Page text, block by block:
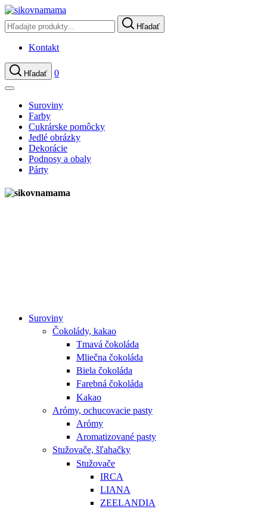
Hľadať
Kontakt
Hľadať 0
Suroviny
Farby
Cukrárske pomôcky
Jedlé obrázky
Dekorácie
Podnosy a obaly
Párty
Suroviny
Čokolády, kakao
Tmavá čokoláda
Mliečna čokoláda
Biela čokoláda
Farebná čokoláda
Kakao
Arómy, ochucovacie pasty
Arómy
Aromatizované pasty
Stužovače, šľahačky
Stužovače
IRCA
LIANA
ZEELANDIA